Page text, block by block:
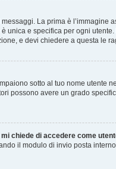
La prima è
unica e specifica per ogni
e devi chiedere a questa le
sotto al tuo nome
possono avere un grado
chiede di accedere come
il modulo di invio posta